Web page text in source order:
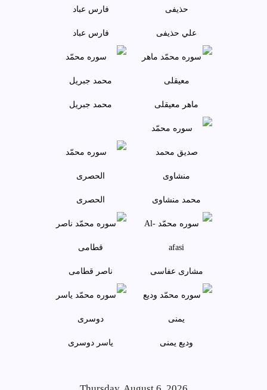
علي حذيفی فارس عباد
ماهر معيقلی محمد جبريل
محمد منشاوی الحصری
مشاری عفاسی ناصر قطامی
وديع يمنی ياسر دوسری